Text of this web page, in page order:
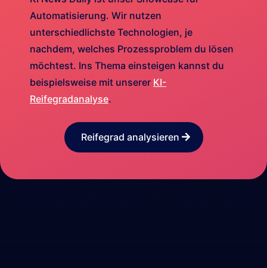
Automatisierung. Wir nutzen
unterschiedlichste Technologien, je
nachdem, welches Prozessproblem du lösen
möchtest. Ins Thema einsteigen kannst du
beispielsweise mit unserer KI-
Reifegradanalyse.
Reifegrad analysieren